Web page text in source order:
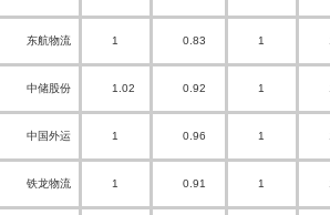
东航物流 1 0.83 1
中储股份 1.02 0.92 1
中国外运 1 0.96 1
铁龙物流 1 0.91 1